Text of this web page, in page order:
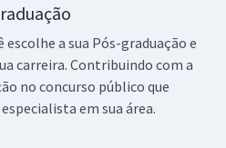
escolhe a sua Pós-graduação e
carreira. Contribuindo com a
no concurso público que
em sua área.